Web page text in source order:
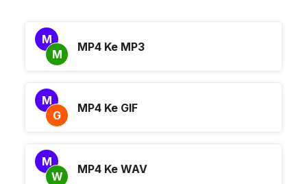
M
M
MP4 Ke MP3
M
G
MP4 Ke GIF
M
W
MP4 Ke WAV